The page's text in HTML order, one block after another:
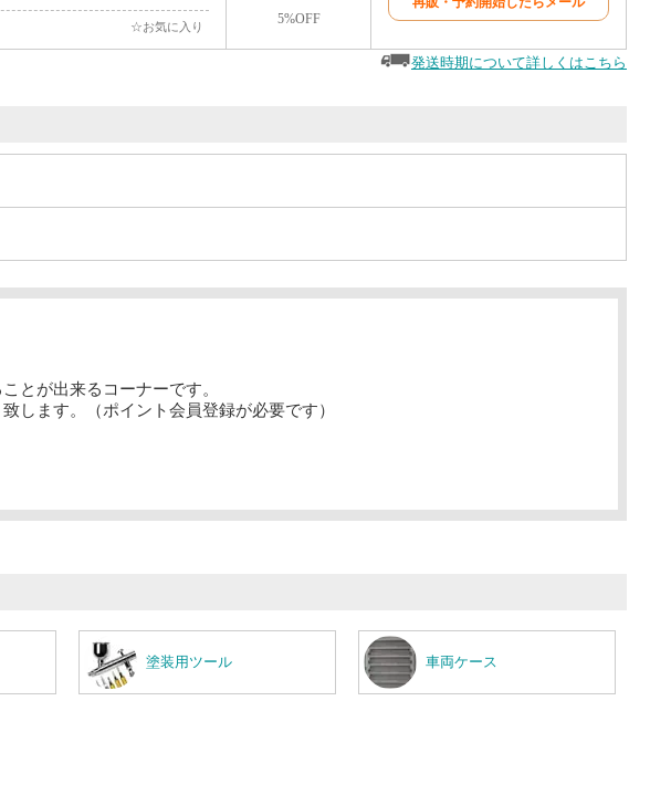
☆お気に入り 5%OFF
発送時期について詳しくはこちら
とが出来るコーナーです。
します。（ポイント会員登録が必要です）
塗装用ツール 車両ケース